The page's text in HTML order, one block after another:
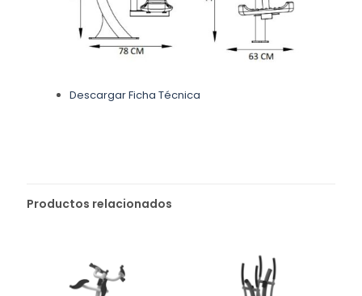
Descargar Ficha Técnica
Productos relacionados